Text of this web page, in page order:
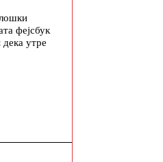
фејсбук
дека утре